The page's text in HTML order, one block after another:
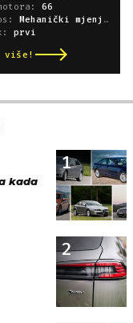
66
Mehanički mjenjač
prvi
više!
1
kada
2